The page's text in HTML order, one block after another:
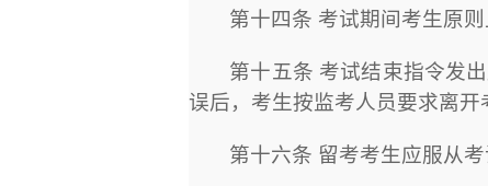
第十四条 考试期间考生原
第十五条 考试结束指令发
误后，考生按监考人员要求离开
第十六条 留考考生应服从